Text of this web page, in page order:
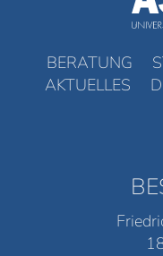
BERATUNG
AKTUELLES